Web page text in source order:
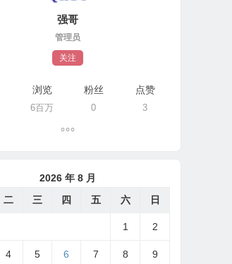
强哥
管理员
关注
浏览
6百万
粉丝
0
点赞
3
2026 年 8 月
二 三 四 五 六 日
1 2
4 5 6 7 8 9